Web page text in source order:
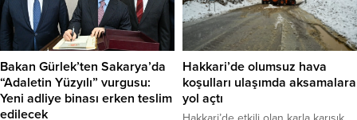
emeğiyle yeniden hayat buldu.
Haber Merkezi – Viyana’daki
Kulturgarage Seestadt’ta
Göbeklitepe’nin figürlerinden
esinlenerek kadın eliyle üretilen
eserler sanatseverlerin beğenisine
ŞUSKİ yetkilileri, vatandaşların
mağdur olmaması için gerekli
önlemleri almalarını ve suyu...
Bakan Gürlek’ten Sakarya’da
“Adaletin Yüzyılı” vurgusu:
Yeni adliye binası erken teslim
edilecek
Hakkari’de olumsuz hava
koşulları ulaşımda aksamalara
yol açtı